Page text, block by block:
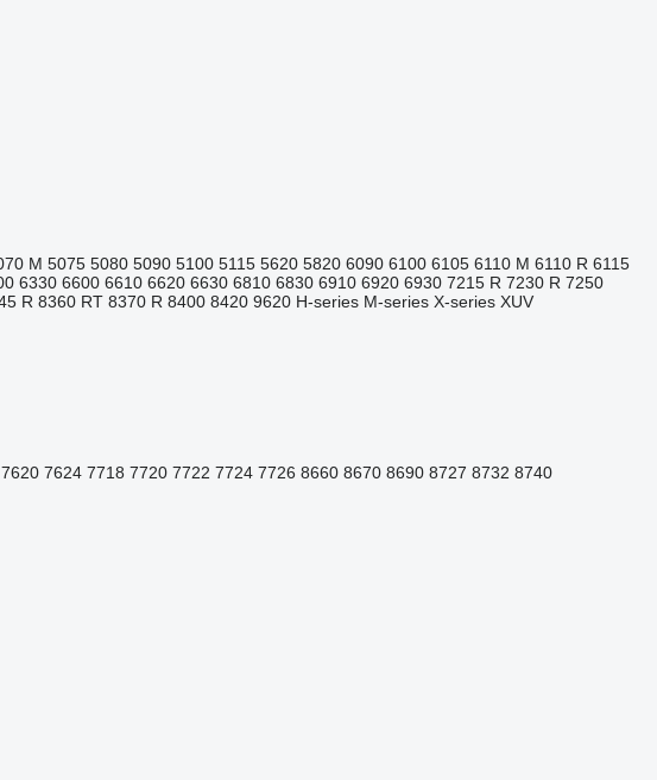
M 5075 5080 5090 5100 5115 5620 5820 6090 6100 6105 6110 M 6110 R 6115
6330 6600 6610 6620 6630 6810 6830 6910 6920 6930 7215 R 7230 R 7250
R 8360 RT 8370 R 8400 8420 9620 H-series M-series X-series XUV
7620 7624 7718 7720 7722 7724 7726 8660 8670 8690 8727 8732 8740